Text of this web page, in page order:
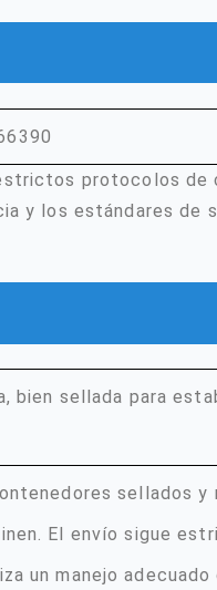
protocolos de
y los estándares de
bien sellada para
sellados y
El envío sigue
un manejo